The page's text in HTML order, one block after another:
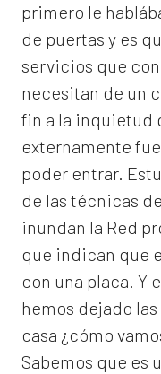
primero le
de puertas y es
servicios que
necesitan de un
fin a la inquietud
externamente
poder entrar.
de las técnicas
inundan la Red
que indican que
con una placa. Y
hemos dejado
casa ¿cómo
Sabemos que es